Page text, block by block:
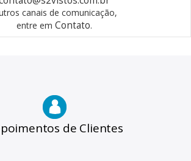
canais de comunicação,
entre em Contato.
de Clientes